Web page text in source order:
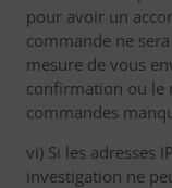
pour avoir un
commande ne
mesure de vous
confirmation ou le
commandes
vi) Si les adresses
investigation ne